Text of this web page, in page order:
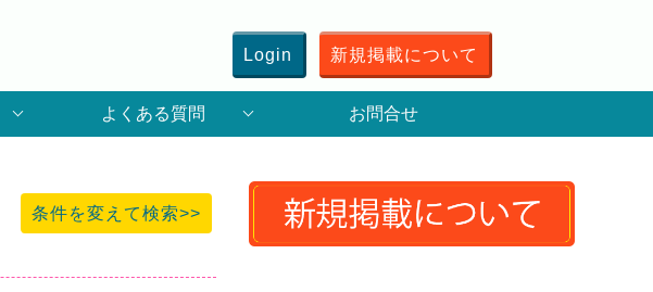
Login 新規掲載について
よくある質問 お問合せ
条件を変えて検索>>